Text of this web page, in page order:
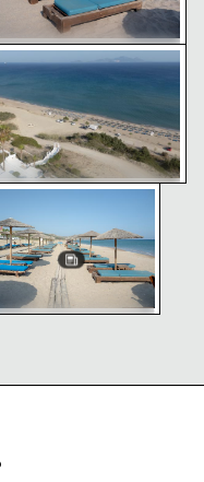
und Schirme am
Psilos Gremos Strand
Spiegelvon Psilos
von Psilos Gremos
Psilos Gremos
und Schirme